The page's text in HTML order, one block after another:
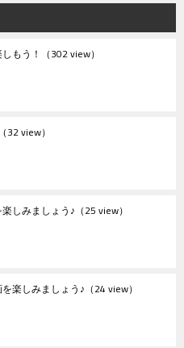
もう！ （302 view）
（32 view）
しみましょう♪ （25 view）
楽しみましょう♪ （24 view）